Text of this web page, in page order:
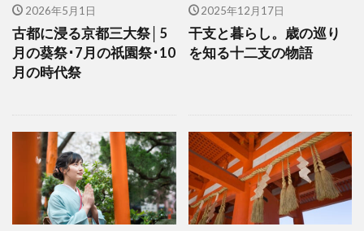
2026年5月1日
古都に浸る京都三大祭│5
月の葵祭･7月の祇園祭･10
月の時代祭
2025年12月17日
干支と暮らし。歳の巡り
を知る十二支の物語